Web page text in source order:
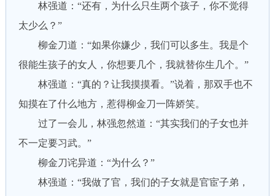
林强道：“还有，为什么只生两个孩子，你不觉得
太少么？”
柳金刀道：“如果你嫌少，我们可以多生。我是个
很能生孩子的女人，你想要几个，我就替你生几个。”
林强道：“真的？让我摸摸看。”说着，那双手也不
知摸在了什么地方，惹得柳金刀一阵娇笑。
过了一会儿，林强忽然道：“其实我们的子女也并
不一定要习武。”
柳金刀诧异道：“为什么？”
林强道：“我做了官，我们的子女就是官宦子弟，